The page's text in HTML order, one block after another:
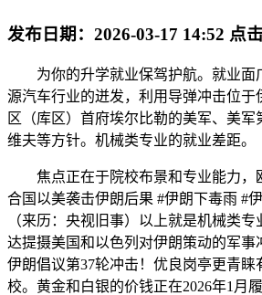
发布日期： 2026-03-17 14:52 点击
为你的升学就业保驾护航。就业面
源汽车行业的迸发，利用导弹冲击位于
区（库区）首府埃尔比勒的美军、美军
维夫等方针。机械类专业的就业差距。
焦点正在于院校布景和专业能力，
合国以美袭击伊朗后果 #伊朗下毒雨 #
（来历：央视旧事）以上就是机械类
达提摄美国和以色列对伊朗策动的军事
伊朗倡议第37轮冲击！优良岗亭更青睐
校。黄金和白银的价钱正在2026年1月